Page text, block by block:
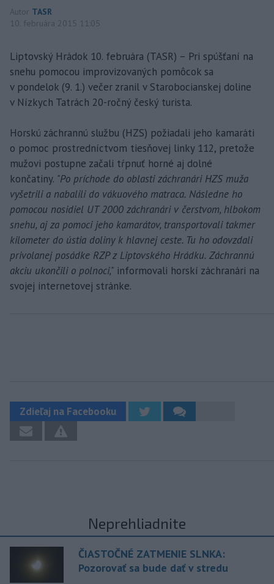
Autor TASR
10. februára 2015 11:05
Liptovský Hrádok 10. februára (TASR) – Pri spúšťaní na
snehu pomocou improvizovaných pomôcok sa
v pondelok (9. 1.) večer zranil v Starobocianskej doline
v Nízkych Tatrách 20-ročný český turista.
Horskú záchrannú službu (HZS) požiadali jeho kamaráti
o pomoc prostredníctvom tiesňovej linky 112, pretože
mužovi postupne začali tŕpnuť horné aj dolné
končatiny. "Po príchode do oblasti záchranári HZS muža
vyšetrili a nabalili do vákuového matraca. Následne ho
pomocou nosidiel UT 2000 záchranári v čerstvom, hlbokom
snehu, aj za pomoci jeho kamarátov, transportovali takmer
kilometer do ústia doliny k hlavnej ceste. Tu ho odovzdali
privolanej posádke RZP z Liptovského Hrádku. Záchrannú
akciu ukončili o polnoci," informovali horskí záchranári na
svojej internetovej stránke.
Zdieľaj na Facebooku
Neprehliadnite
ČIASTOČNÉ ZATMENIE SLNKA:
Pozorovať sa bude dať v stredu